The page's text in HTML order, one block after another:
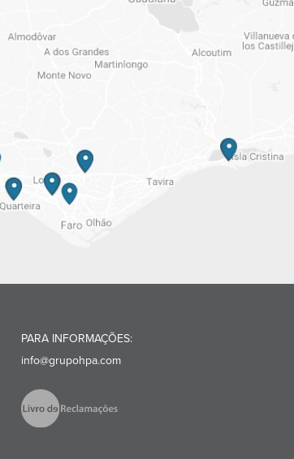
PARA INFORMAÇÕES:
info@grupohpa.com